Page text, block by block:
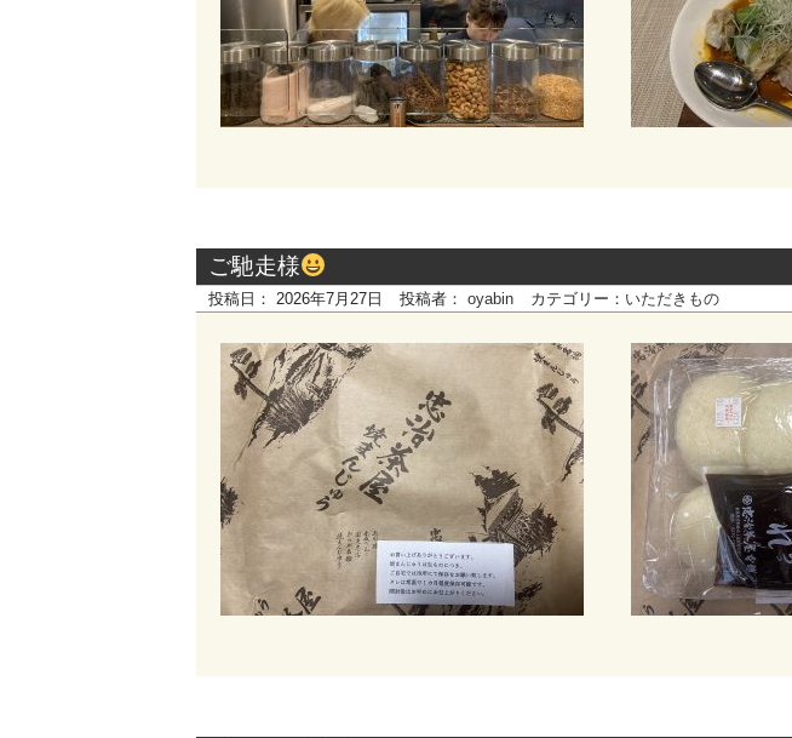
ご馳走様
投稿日： 2026年7月27日 投稿者： oyabin カテゴリー： いただきもの